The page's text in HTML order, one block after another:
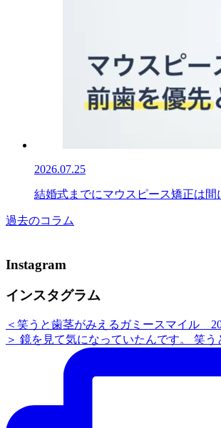
2026.07.25
結婚式までにマウスピース矯正は間
過去のコラム
Instagram
インスタグラム
＜笑うと歯茎がみえるガミースマイル
＞ 鏡を見て気になっていたんです。 笑う